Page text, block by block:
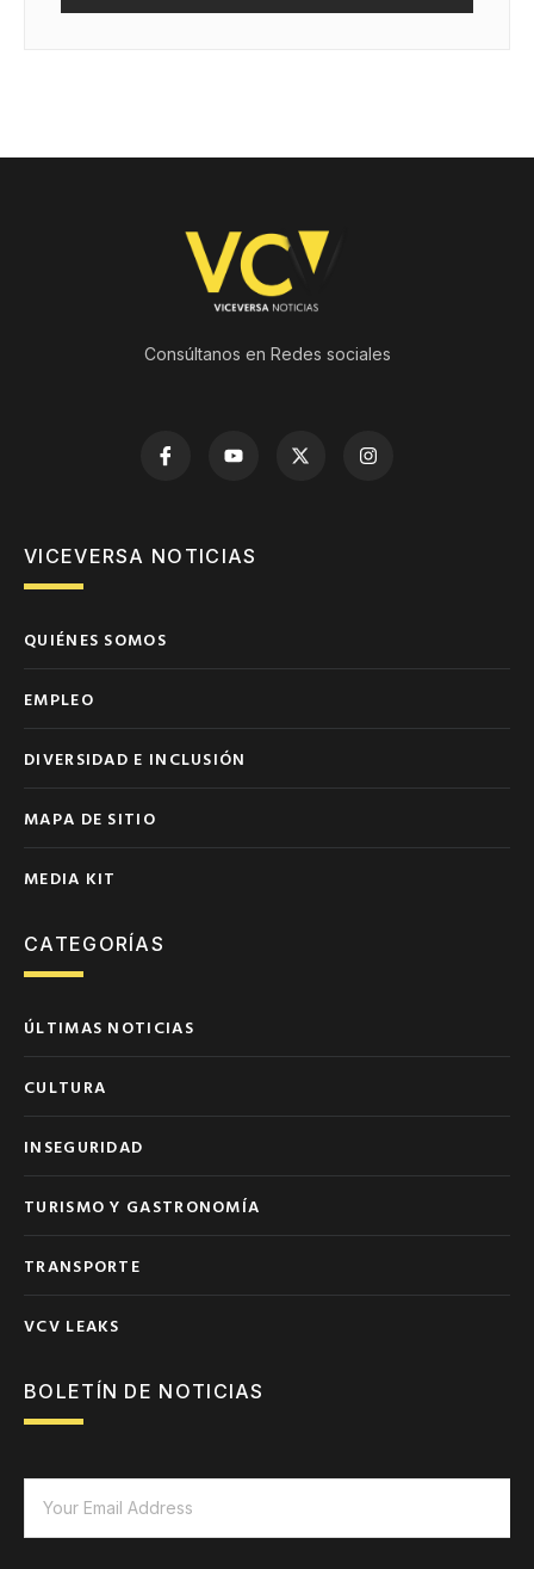
Consúltanos en Redes sociales
VICEVERSA NOTICIAS
QUIÉNES SOMOS
EMPLEO
DIVERSIDAD E INCLUSIÓN
MAPA DE SITIO
MEDIA KIT
CATEGORÍAS
ÚLTIMAS NOTICIAS
CULTURA
INSEGURIDAD
TURISMO Y GASTRONOMÍA
TRANSPORTE
VCV LEAKS
BOLETÍN DE NOTICIAS